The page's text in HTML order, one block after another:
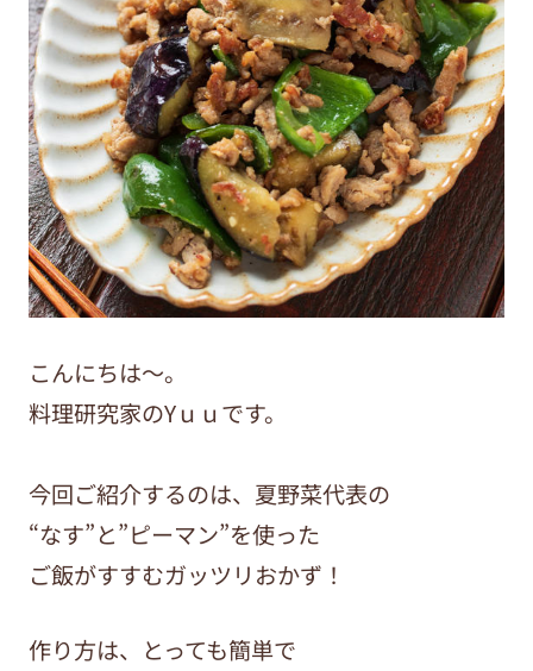
こんにちは〜。
料理研究家のYｕｕです。
今回ご紹介するのは、夏野菜代表の
“なす”と”ピーマン”を使った
ご飯がすすむガッツリおかず！
作り方は、とっても簡単で